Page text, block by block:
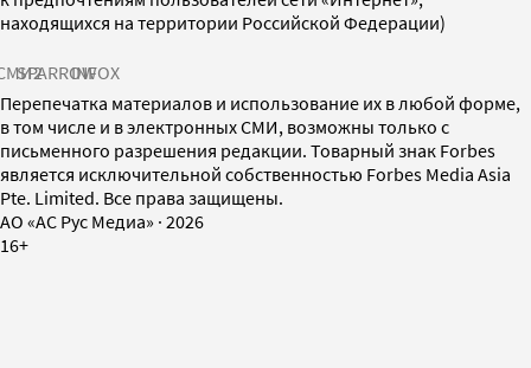
находящихся на территории Российской Федерации)
SPARROWINFOX
Перепечатка материалов и использование их в любой форме,
в том числе и в электронных СМИ, возможны только с
письменного разрешения редакции. Товарный знак Forbes
является исключительной собственностью Forbes Media Asia
Pte. Limited. Все права защищены.
AO «АС Рус Медиа» · 2026
16+